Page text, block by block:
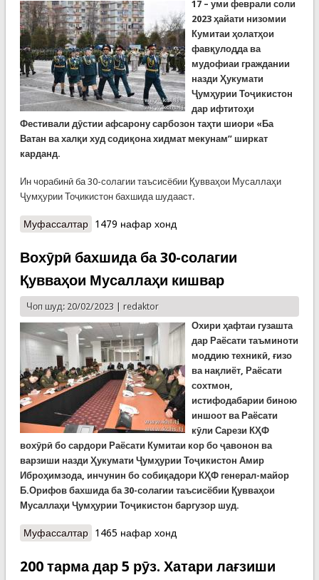
17 – уми феврали соли
2023 ҳайати низомии
Кумитаи ҳолатҳои
фавқулодда ва
мудофиаи граждании
назди Ҳукумати
Ҷумҳурии Тоҷикистон
дар ифтитоҳи
Фестивали дӯстии афсарону сарбозон таҳти шиори «Ба
Ватан ва халқи худ содиқона хидмат мекунам” ширкат
карданд.
Ин чорабинӣ ба 30-солагии таъсисёбии Қувваҳои Мусаллаҳи
Ҷумҳурии Тоҷикистон бахшида шудааст.
Муфассалтаро Ширкат дар фестивали дӯстии афсарону
1479 нафар хонд
Вохӯрӣ бахшида ба 30-солагии
Қувваҳои Мусаллаҳи кишвар
Чоп шуд: 20/02/2023 | redaktor
Охири ҳафтаи гузашта
дар Раёсати таъминоти
моддию техникӣ, ғизо
ва нақлиёт, Раёсати
сохтмон,
истифодабарии биною
иншоот ва Раёсати
кӯли Сарези КҲФ
вохӯрӣ бо сардори Раёсати Кумитаи кор бо ҷавонон ва
варзиши назди Ҳукумати Ҷумҳурии Тоҷикистон Амир
Иброҳимзода, инчунин бо собиқадори КҲФ генерал-майор
Б.Орифов бахшида ба 30-солагии таъсисёбии Қувваҳои
Мусаллаҳи Ҷумҳурии Тоҷикистон баргузор шуд.
Муфассалтаро Вохӯрӣ бахшида ба 30-солагии Қувваҳои
1465 нафар хонд
200 тарма дар 5 рӯз. Хатари лағзиши